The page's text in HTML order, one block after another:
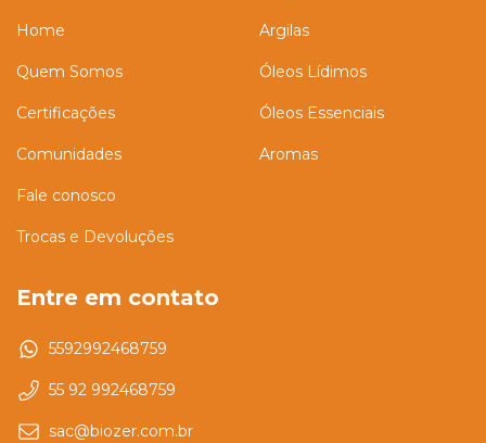
Home
Quem Somos
Certificações
Comunidades
Fale conosco
Trocas e Devoluções
Argilas
Óleos Lídimos
Óleos Essenciais
Aromas
Entre em contato
5592992468759
55 92 992468759
sac@biozer.com.br